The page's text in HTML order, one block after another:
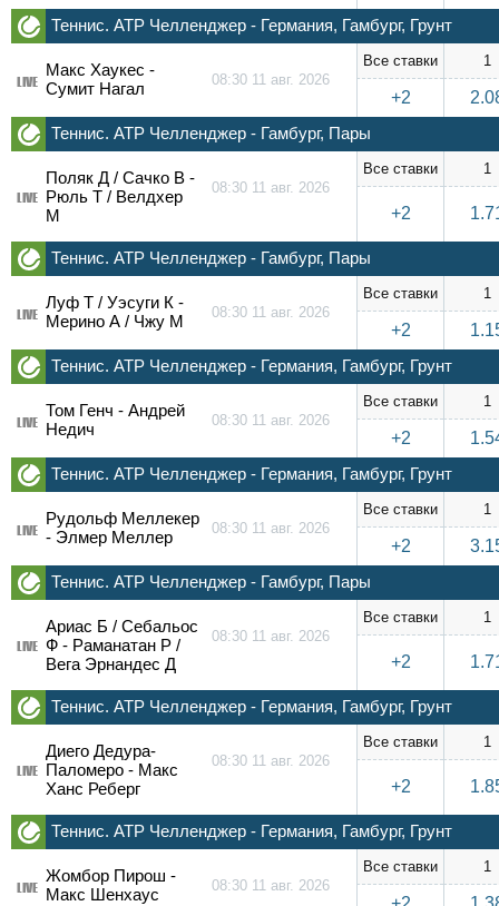
Теннис. ATP Челленджер - Германия, Гамбург, Грунт
Макс Хаукес -
Сумит Нагал
08:30 11 авг. 2026
LIVE
Все ставки 1
+2
Теннис. ATP Челленджер - Гамбург, Пары
Поляк Д / Сачко В -
Рюль Т / Велдхер
М
08:30 11 авг. 2026
LIVE
Все ставки 1
+2
Теннис. ATP Челленджер - Гамбург, Пары
Луф Т / Уэсуги К -
Мерино А / Чжу М
08:30 11 авг. 2026
LIVE
Все ставки 1
+2
Теннис. ATP Челленджер - Германия, Гамбург, Грунт
Том Генч - Андрей
Недич
08:30 11 авг. 2026
LIVE
Все ставки 1
+2
Теннис. ATP Челленджер - Германия, Гамбург, Грунт
Рудольф Меллекер
- Элмер Меллер
08:30 11 авг. 2026
LIVE
Все ставки 1
+2
Теннис. ATP Челленджер - Гамбург, Пары
Ариас Б / Себальос
Ф - Раманатан Р /
Вега Эрнандес Д
08:30 11 авг. 2026
LIVE
Все ставки 1
+2
Теннис. ATP Челленджер - Германия, Гамбург, Грунт
Диего Дедура-
Паломеро - Макс
Ханс Реберг
08:30 11 авг. 2026
LIVE
Все ставки 1
+2
Теннис. ATP Челленджер - Германия, Гамбург, Грунт
Жомбор Пирош -
Макс Шенхаус
08:30 11 авг. 2026
LIVE
Все ставки 1